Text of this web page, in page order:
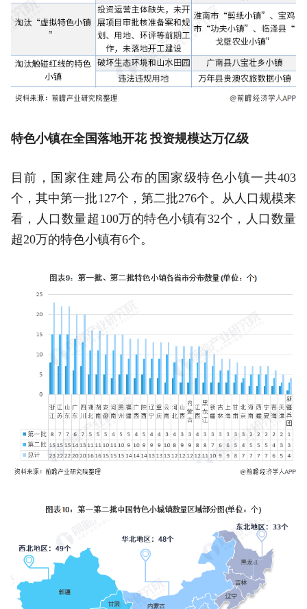
特色小镇在全国落地开花 投资规模达万亿级
目前，国家住建局公布的国家级特色小镇一共403
个，其中第一批127个，第二批276个。从人口规模来
看，人口数量超100万的特色小镇有32个，人口数量
超20万的特色小镇有6个。